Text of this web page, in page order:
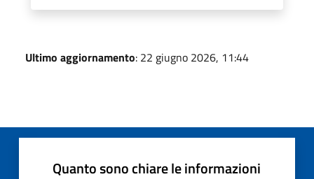
Ultimo aggiornamento: 22 giugno 2026, 11:44
Quanto sono chiare le informazioni